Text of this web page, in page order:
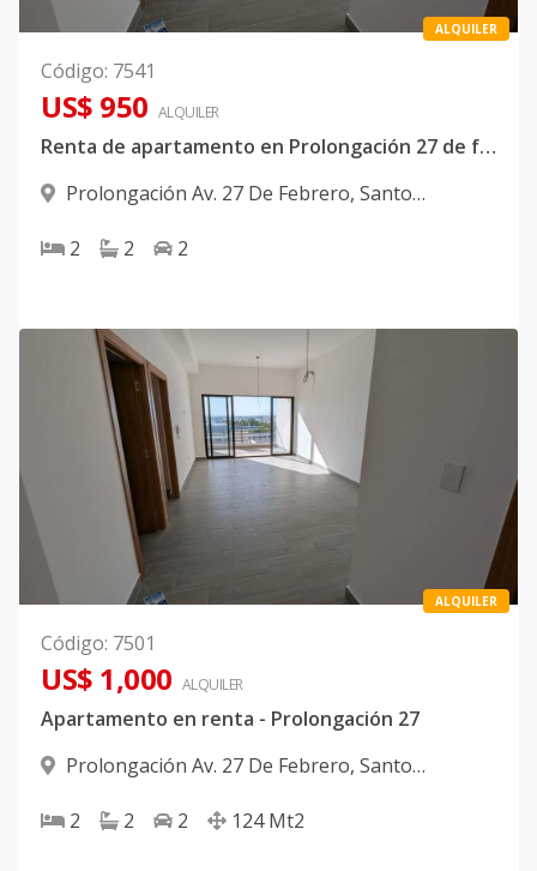
ALQUILER
Código: 7541
US$ 950 ALQUILER
Renta de apartamento en Prolongación 27 de febrero
Prolongación Av. 27 De Febrero, Santo
2
2 2
ALQUILER
Código: 7501
US$ 1,000 ALQUILER
Apartamento en renta - Prolongación 27
Prolongación Av. 27 De Febrero, Santo
2
2 2 124 Mt2